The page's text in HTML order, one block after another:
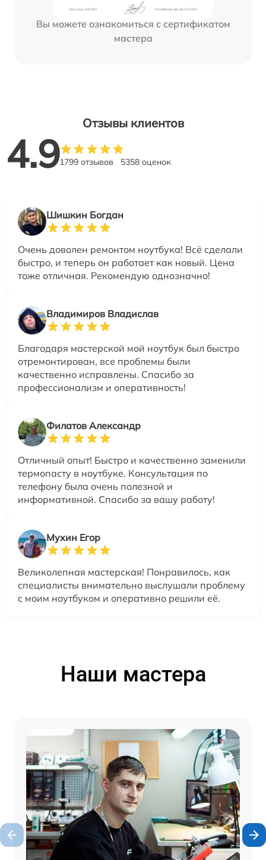
Вы можете ознакомиться с сертификатом
мастера
Отзывы клиентов
4.91799 отзывов 5358 оценок
Шишкин Богдан
Очень доволен ремонтом ноутбука! Всё сделали
быстро, и теперь он работает как новый. Цена
тоже отличная. Рекомендую однозначно!
Владимиров Владислав
Благодаря мастерской мой ноутбук был быстро
отремонтирован, все проблемы были
качественно исправлены. Спасибо за
профессионализм и оперативность!
Филатов Александр
Отличный опыт! Быстро и качественно заменили
термопасту в ноутбуке. Консультация по
телефону была очень полезной и
информативной. Спасибо за вашу работу!
Мухин Егор
Великолепная мастерская! Понравилось, как
специалисты внимательно выслушали проблему
с моим ноутбуком и оперативно решили её.
Наши мастера